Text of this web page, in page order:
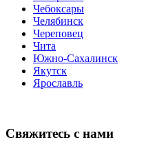
Чебоксары
Челябинск
Череповец
Чита
Южно-Сахалинск
Якутск
Ярославль
Свяжитесь с нами